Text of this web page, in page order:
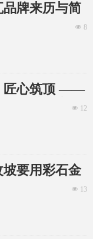
牌来历与简
넶 8
匠心筑顶 ——
前世今生
넶 12
要用彩石金
넶 13